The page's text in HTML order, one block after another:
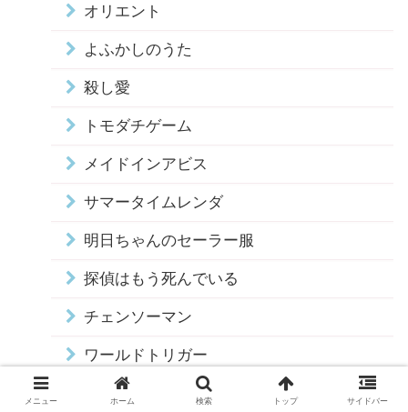
オリエント
よふかしのうた
殺し愛
トモダチゲーム
メイドインアビス
サマータイムレンダ
明日ちゃんのセーラー服
探偵はもう死んでいる
チェンソーマン
ワールドトリガー
王様ランキング
メニュー ホーム 検索 トップ サイドバー